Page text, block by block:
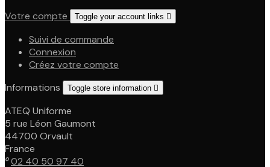
Votre compte
Toggle your account links 
Suivi de commande
Connexion
Créez votre compte
Informations
Toggle store information 
ATEQ Uniforme
5 rue Léon Gaumont
44700 Orvault
France
02 40 50 97 40